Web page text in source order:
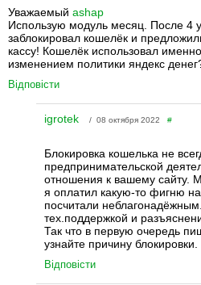
Уважаемый ashap
Использую модуль месяц. После 4
заблокировал кошелёк и
кассу! Кошелёк использовал
изменением политики яндекс
Відповісти
igrotek / 08 октября 2022 #
Блокировка кошелька не
предпринимательской
отношения к вашему сайту.
я оплатил какую-то фигню
посчитали
тех.поддержкой и
Так что в первую очередь
узнайте причину блокировки.
Відповісти